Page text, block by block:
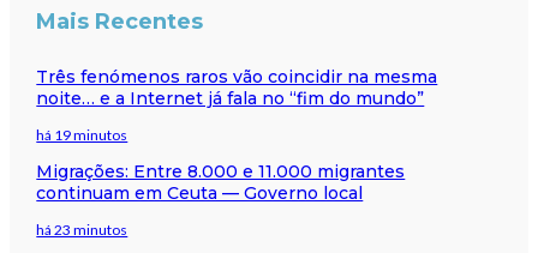
Mais Recentes
Três fenómenos raros vão coincidir na mesma
noite… e a Internet já fala no “fim do mundo”
há 19 minutos
Migrações: Entre 8.000 e 11.000 migrantes
continuam em Ceuta — Governo local
há 23 minutos